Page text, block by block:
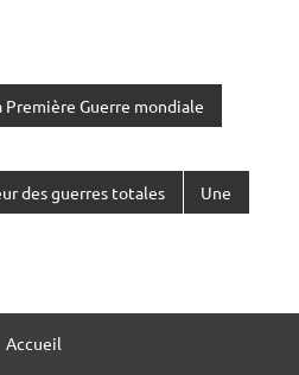
Guerre mondiale
des guerres totales Une
Accueil